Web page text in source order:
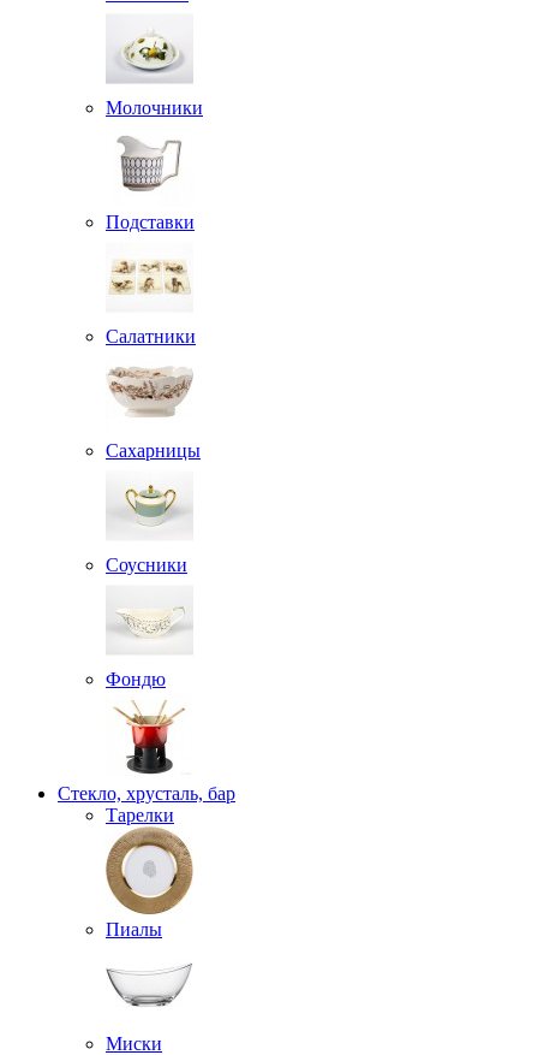
Молочники
Подставки
Салатники
Сахарницы
Соусники
Фондю
Стекло, хрусталь, бар
Тарелки
Пиалы
Миски